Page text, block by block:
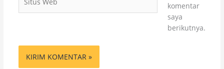
Web
komentar
saya
berikutnya.